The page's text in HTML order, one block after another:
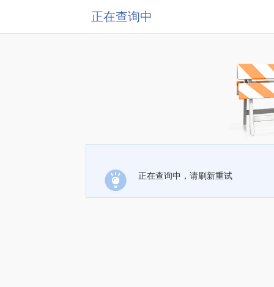
正在查询中
正在查询中，请刷新重试